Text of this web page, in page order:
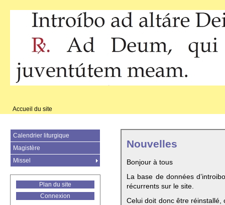
Accueil du site
Nouvelles
Bonjour à tous
La base de données
récurrents sur le site.
Celui doit donc être
Calendrier liturgique
Magistère
Missel
Plan du site
Connexion